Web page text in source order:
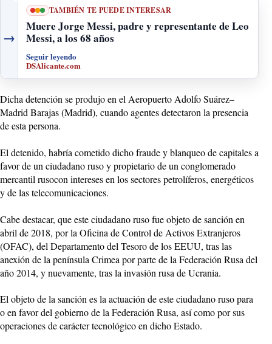
→
TAMBIÉN TE PUEDE INTERESAR
Muere Jorge Messi, padre y representante de Leo
Messi, a los 68 años
Seguir leyendo
DSAlicante.com
Dicha detención se produjo en el Aeropuerto Adolfo Suárez–
Madrid Barajas (Madrid), cuando agentes detectaron la presencia
de esta persona.
El detenido, habría cometido dicho fraude y blanqueo de capitales a
favor de un ciudadano ruso y propietario de un conglomerado
mercantil rusocon intereses en los sectores petrolíferos, energéticos
y de las telecomunicaciones.
Cabe destacar, que este ciudadano ruso fue objeto de sanción en
abril de 2018, por la Oficina de Control de Activos Extranjeros
(OFAC), del Departamento del Tesoro de los EEUU, tras las
anexión de la península Crimea por parte de la Federación Rusa del
año 2014, y nuevamente, tras la invasión rusa de Ucrania.
El objeto de la sanción es la actuación de este ciudadano ruso para
o en favor del gobierno de la Federación Rusa, así como por sus
operaciones de carácter tecnológico en dicho Estado.